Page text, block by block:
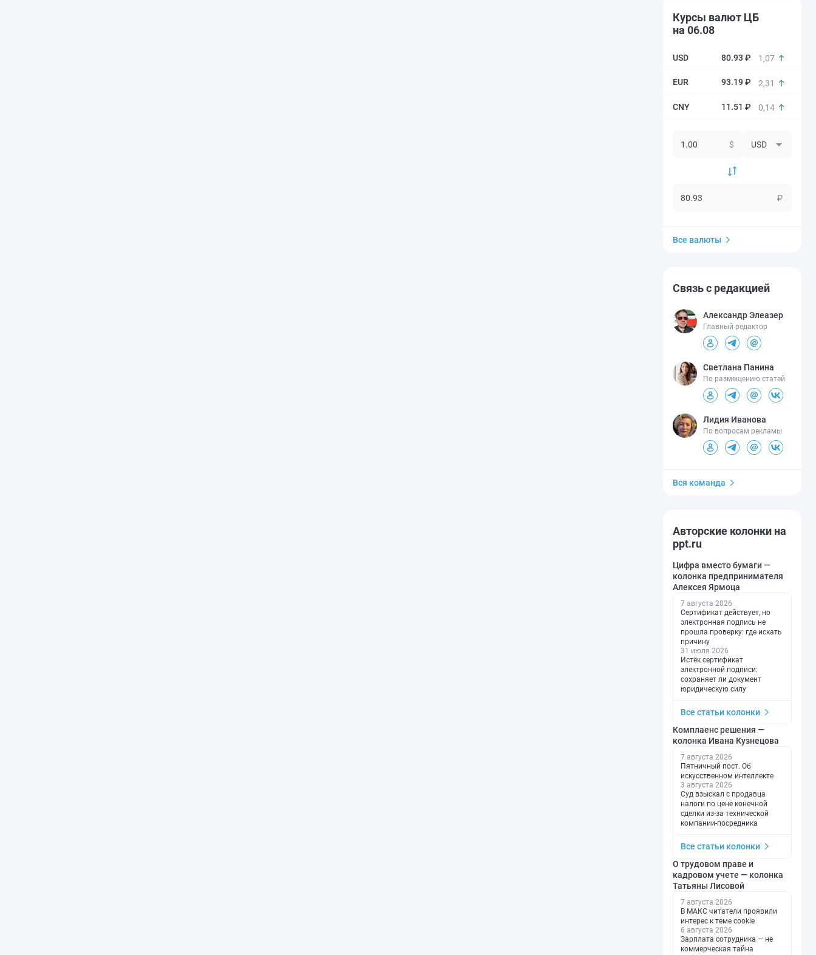
Курсы валют ЦБ
на 06.08
80.93 ₽ 1,07
93.19 ₽ 2,31
11.51 ₽ 0,14
$
₽
Все валюты
Связь с редакцией
Александр Элеазер
Главный редактор
Светлана Панина
По размещению статей
Лидия Иванова
По вопросам рекламы
Вся команда
Авторские колонки на
ppt.ru
Цифра вместо бумаги —
колонка предпринимателя
Алексея Ярмоца
7 августа 2026
Сертификат действует, но
электронная подпись не
прошла проверку: где искать
причину
31 июля 2026
Истёк сертификат
электронной подписи:
сохраняет ли документ
юридическую силу
Все статьи колонки
Комплаенс решения —
колонка Ивана Кузнецова
7 августа 2026
Пятничный пост. Об
искусственном интеллекте
3 августа 2026
Суд взыскал с продавца
налоги по цене конечной
сделки из-за технической
компании-посредника
Все статьи колонки
О трудовом праве и
кадровом учете — колонка
Татьяны Лисовой
7 августа 2026
В МАКС читатели проявили
интерес к теме cookie
6 августа 2026
Зарплата сотрудника — не
коммерческая тайна